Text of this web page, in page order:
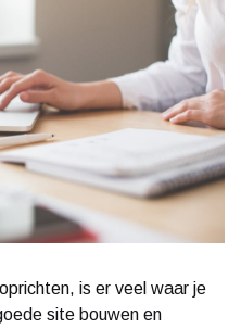
is er veel waar je
site bouwen en